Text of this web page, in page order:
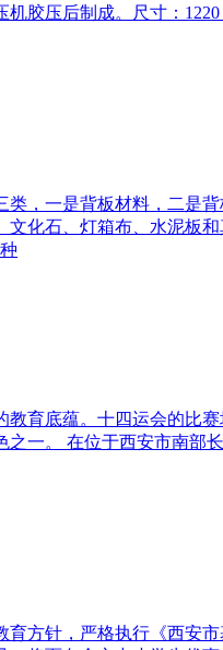
压后制成。尺寸：1220
，一是背板材料，二是
化石、灯箱布、水泥板
育底蕴。十四运会的比
一。 在位于西安市南部
方针，严格执行《西安